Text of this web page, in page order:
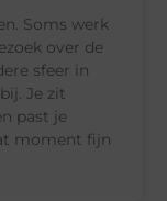
Soms werk
over de
sfeer in
Je zit
past je
moment fijn